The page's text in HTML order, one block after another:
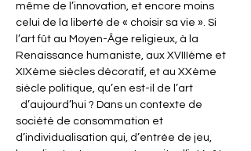
même de l’innovation, et encore moins
celui de la liberté de « choisir sa vie ». Si
l’art fût au Moyen-Âge religieux, à la
Renaissance humaniste, aux XVIIIème et
XIXème siècles décoratif, et au XXème
siècle politique, qu’en est-il de l’art
d’aujourd’hui ? Dans un contexte de
société de consommation et
d’individualisation qui, d’entrée de jeu,